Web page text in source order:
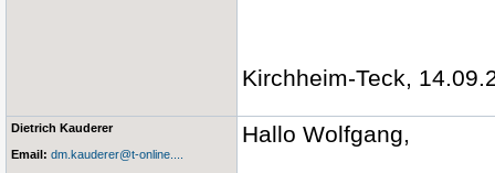
Kirchheim-Teck,
Dietrich Kauderer
Email: dm.kauderer@t-online....
Hallo Wolfgang,